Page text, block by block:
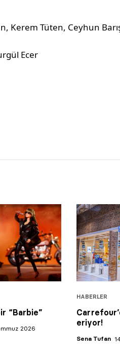
Kerem Tüten, Ceyhun
Ecer
“Barbie”
2026
HABERLER
eriyor!
Sena Tufan